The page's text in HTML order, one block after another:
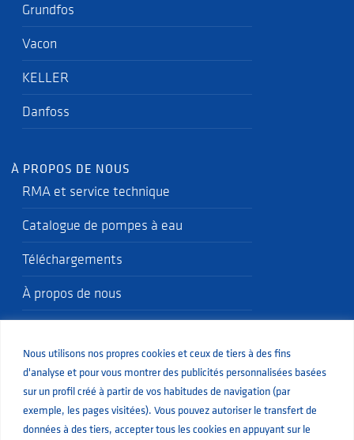
Nous utilisons nos propres cookies et ceux de tiers à des fins
d'analyse et pour vous montrer des publicités personnalisées basées
sur un profil créé à partir de vos habitudes de navigation (par
exemple, les pages visitées). Vous pouvez autoriser le transfert de
données à des tiers, accepter tous les cookies en appuyant sur le
Grundfos
Vacon
KELLER
Danfoss
À PROPOS DE NOUS
RMA et service technique
Catalogue de pompes à eau
Téléchargements
À propos de nous
Blog